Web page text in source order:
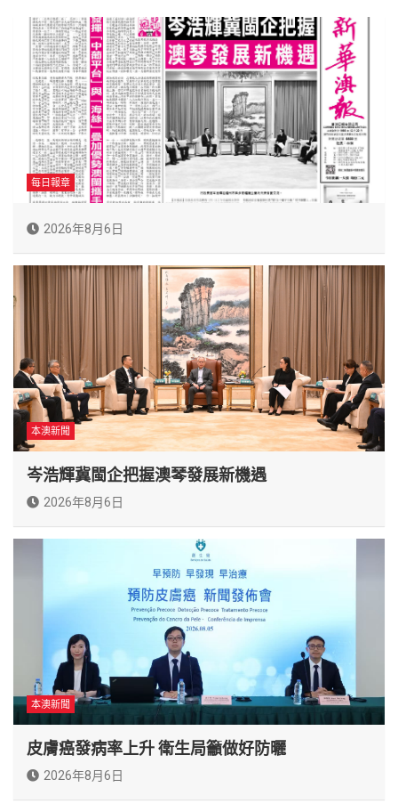
每日報章
2026年8月6日
本澳新聞
岑浩輝冀閩企把握澳琴發展新機遇
2026年8月6日
本澳新聞
皮膚癌發病率上升 衛生局籲做好防曬
2026年8月6日